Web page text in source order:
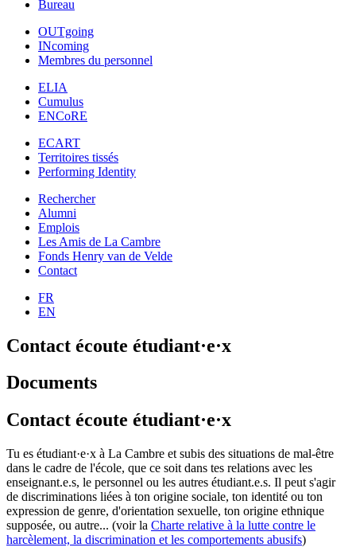
Bureau
OUTgoing
INcoming
Membres du personnel
ELIA
Cumulus
ENCoRE
ECART
Territoires tissés
Performing Identity
Rechercher
Alumni
Emplois
Les Amis de La Cambre
Fonds Henry van de Velde
Contact
FR
EN
Contact écoute étudiant·e·x
Documents
Contact écoute étudiant·e·x
Tu es étudiant·e·x à La Cambre et subis des situations de mal-être
dans le cadre de l'école, que ce soit dans tes relations avec les
enseignant.e.s, le personnel ou les autres étudiant.e.s. Il peut s'agir
de discriminations liées à ton origine sociale, ton identité ou ton
expression de genre, d'orientation sexuelle, ton origine ethnique
supposée, ou autre... (voir la Charte relative à la lutte contre le
harcèlement, la discrimination et les comportements abusifs)